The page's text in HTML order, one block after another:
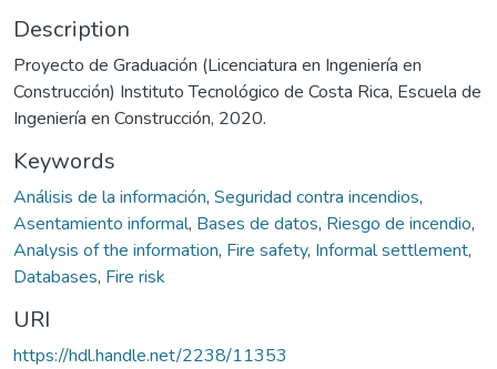
Description
Proyecto de Graduación (Licenciatura en Ingeniería en
Construcción) Instituto Tecnológico de Costa Rica, Escuela de
Ingeniería en Construcción, 2020.
Keywords
Análisis de la información, Seguridad contra incendios,
Asentamiento informal, Bases de datos, Riesgo de incendio,
Analysis of the information, Fire safety, Informal settlement,
Databases, Fire risk
URI
https://hdl.handle.net/2238/11353